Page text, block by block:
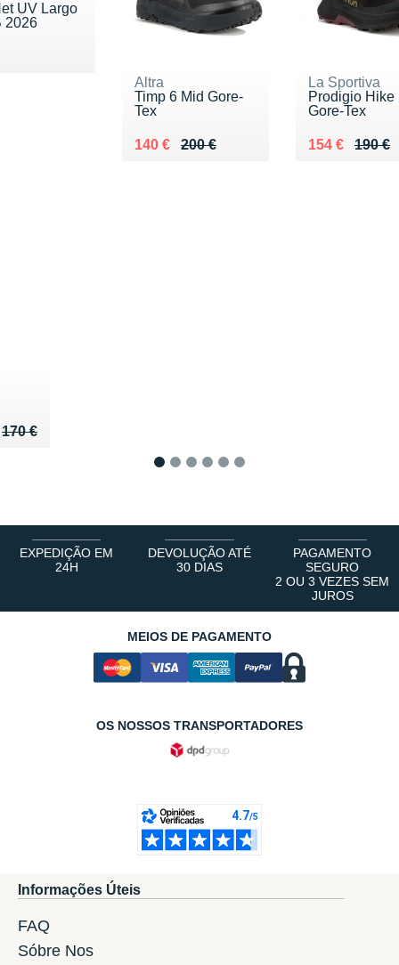
UV Largo
2026
Altra
Timp 6 Mid Gore-
Tex
200 €
Au lieu de 200 €
140 €
Vendu 140 €
La Sportiva
Prodigio Hike
Gore-Tex
190 €
Au lieu de
154 €
Vendu 154 €
170 €170 €
€
EXPEDIÇÃO EM
24H
DEVOLUÇÃO ATÉ
30 DIAS
PAGAMENTO
SEGURO
2 OU 3 VEZES SEM
JUROS
MEIOS DE PAGAMENTO
OS NOSSOS TRANSPORTADORES
Informações Úteis
FAQ
Sóbre Nos